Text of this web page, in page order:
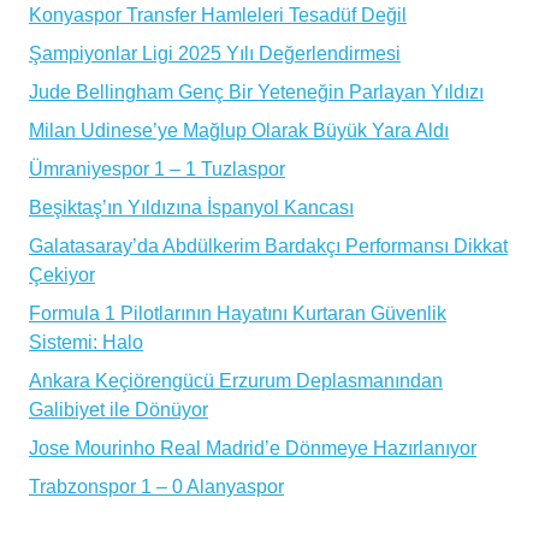
Konyaspor Transfer Hamleleri Tesadüf Değil
Şampiyonlar Ligi 2025 Yılı Değerlendirmesi
Jude Bellingham Genç Bir Yeteneğin Parlayan Yıldızı
Milan Udinese’ye Mağlup Olarak Büyük Yara Aldı
Ümraniyespor 1 – 1 Tuzlaspor
Beşiktaş’ın Yıldızına İspanyol Kancası
Galatasaray’da Abdülkerim Bardakçı Performansı Dikkat
Çekiyor
Formula 1 Pilotlarının Hayatını Kurtaran Güvenlik
Sistemi: Halo
Ankara Keçiörengücü Erzurum Deplasmanından
Galibiyet ile Dönüyor
Jose Mourinho Real Madrid’e Dönmeye Hazırlanıyor
Trabzonspor 1 – 0 Alanyaspor